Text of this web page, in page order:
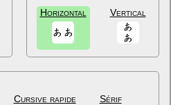
Horizontal Vertical
Cursive rapide Sérif